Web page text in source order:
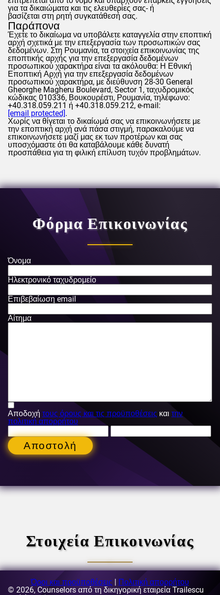
για τα δικαιώματα και τις ελευθερίες σας- ή
βασίζεται στη ρητή συγκατάθεσή σας.
Παράπονα
Έχετε το δικαίωμα να υποβάλετε καταγγελία στην εποπτική
αρχή σχετικά με την επεξεργασία των προσωπικών σας
δεδομένων. Στη Ρουμανία, τα στοιχεία επικοινωνίας της
εποπτικής αρχής για την επεξεργασία δεδομένων
προσωπικού χαρακτήρα είναι τα ακόλουθα: Η Εθνική
Εποπτική Αρχή για την επεξεργασία δεδομένων
προσωπικού χαρακτήρα, με διεύθυνση 28-30 General
Gheorghe Magheru Boulevard, Sector 1, ταχυδρομικός
κώδικας 010336, Βουκουρέστι, Ρουμανία, τηλέφωνο:
+40.318.059.211 ή +40.318.059.212, e-mail:
[email protected].
Χωρίς να θίγεται το δικαίωμά σας να επικοινωνήσετε με
την εποπτική αρχή ανά πάσα στιγμή, παρακαλούμε να
επικοινωνήσετε μαζί μας εκ των προτέρων και σας
υποσχόμαστε ότι θα καταβάλουμε κάθε δυνατή
προσπάθεια για τη φιλική επίλυση τυχόν προβλημάτων.
Φόρμα Επικοινωνίας
Όνομα
Ηλεκτρονικό ταχυδρομείο
Επιβεβαίωση email
Αίτημα
Αποδοχή τους όρους και τις προϋποθέσεις και την
πολιτική απορρήτου
Αποστολή
Στοιχεία Επικοινωνίας
Όροι και προϋποθέσεις | Πολιτική απορρήτου
© 2026, Counselors από τη δικηγορική εταιρεία Trailescu